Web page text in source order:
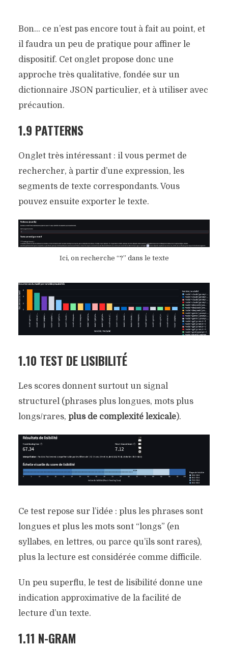
Bon… ce n’est pas encore tout à fait au point, et
il faudra un peu de pratique pour affiner le
dispositif. Cet onglet propose donc une
approche très qualitative, fondée sur un
dictionnaire JSON particulier, et à utiliser avec
précaution.
1.9 PATTERNS
Onglet très intéressant : il vous permet de
rechercher, à partir d’une expression, les
segments de texte correspondants. Vous
pouvez ensuite exporter le texte.
Ici, on recherche “?” dans le texte
1.10 TEST DE LISIBILITÉ
Les scores donnent surtout un signal
structurel (phrases plus longues, mots plus
longs/rares, plus de complexité lexicale).
Ce test repose sur l’idée : plus les phrases sont
longues et plus les mots sont “longs” (en
syllabes, en lettres, ou parce qu’ils sont rares),
plus la lecture est considérée comme difficile.
Un peu superflu, le test de lisibilité donne une
indication approximative de la facilité de
lecture d’un texte.
1.11 N-GRAM